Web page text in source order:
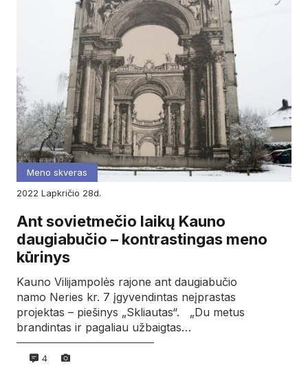
Meno skveras
2022
lapkričio 28d.
Ant sovietmečio laikų Kauno
daugiabučio – kontrastingas meno
kūrinys
Kauno Vilijampolės rajone ant daugiabučio
namo Neries kr. 7 įgyvendintas neįprastas
projektas – piešinys „Skliautas“. „Du metus
brandintas ir pagaliau užbaigtas…
4